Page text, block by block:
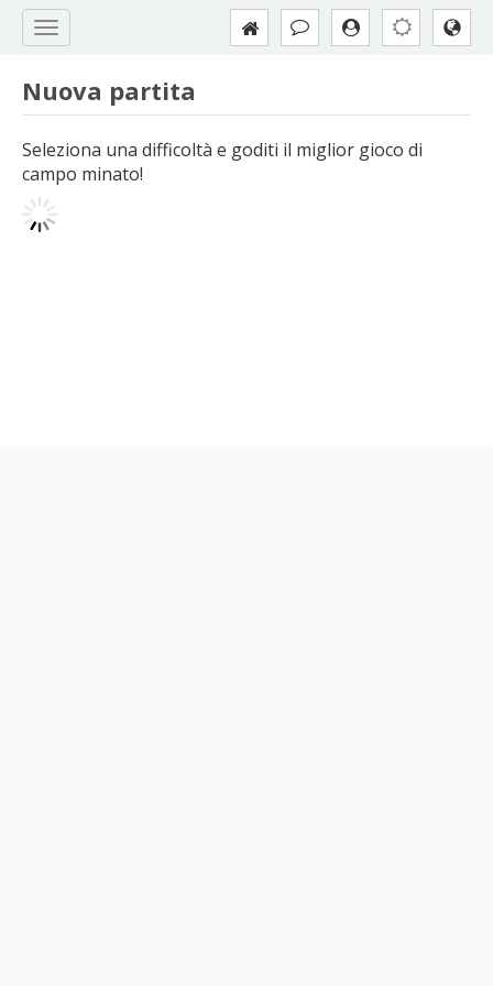
Nuova partita
Seleziona una difficoltà e goditi il miglior gioco di
campo minato!